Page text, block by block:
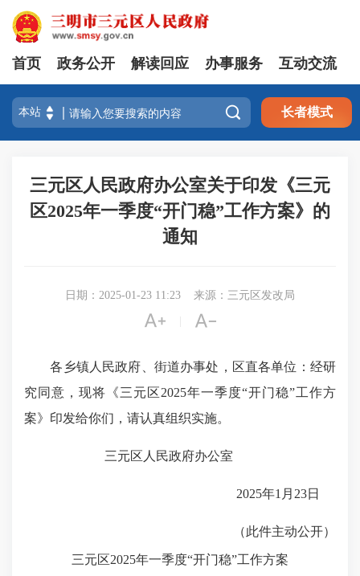
首页 政务公开 解读回应 办事服务 互动交流
 长者模式
三元区人民政府办公室关于印发《三元
区2025年一季度“开门稳”工作方案》的
通知
日期：2025-01-23 11:23 来源：三元区发改局
 
各乡镇人民政府、街道办事处，区直各单位：经研
究同意，现将《三元区2025年一季度“开门稳”工作方
案》印发给你们，请认真组织实施。
三元区人民政府办公室
2025年1月23日
（此件主动公开）
三元区2025年一季度“开门稳”工作方案